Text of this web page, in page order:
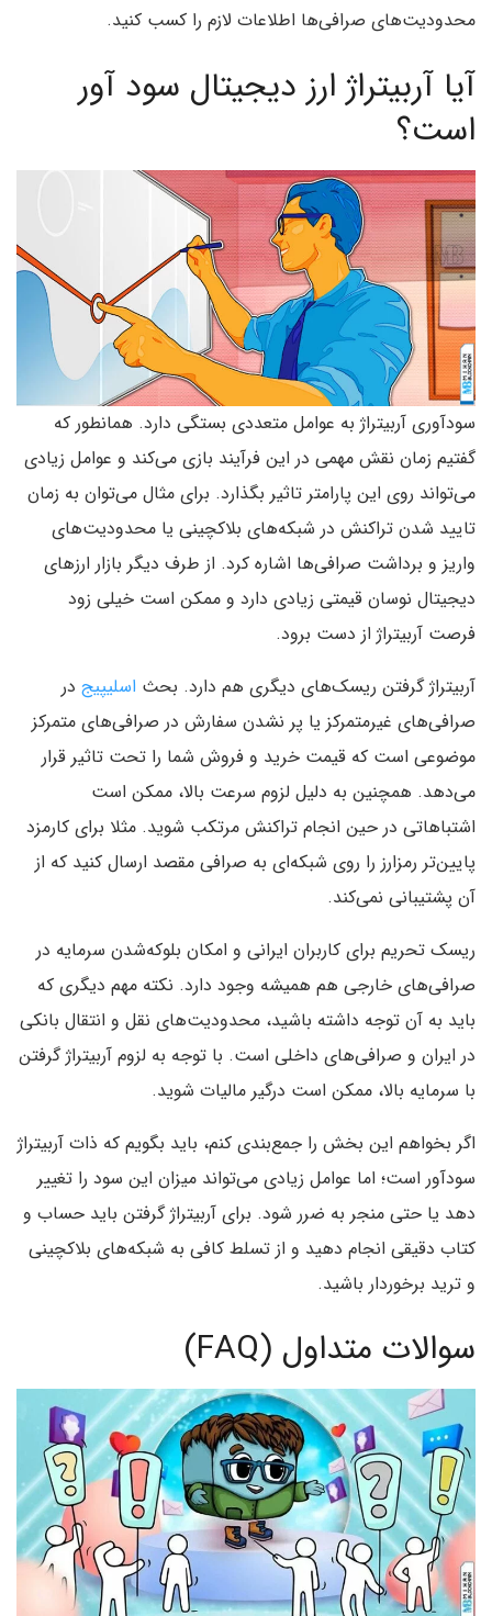
محدودیت‌های صرافی‌ها اطلاعات لازم را کسب کنید.
آیا آربیتراژ ارز دیجیتال سود آور
است؟
سودآوری آربیتراژ به عوامل متعددی بستگی دارد. همانطور که
گفتیم زمان نقش مهمی در این فرآیند بازی می‌کند و عوامل زیادی
می‌تواند روی این پارامتر تاثیر بگذارد. برای مثال می‌توان به زمان
تایید شدن تراکنش در شبکه‌های بلاکچینی یا محدودیت‌های
واریز و برداشت صرافی‌ها اشاره کرد. از طرف دیگر بازار ارزهای
دیجیتال نوسان قیمتی زیادی دارد و ممکن است خیلی زود
فرصت آربیتراژ از دست برود.
آربیتراژ گرفتن ریسک‌های دیگری هم دارد. بحث اسلیپیج در
صرافی‌های غیرمتمرکز یا پر نشدن سفارش در صرافی‌های متمرکز
موضوعی است که قیمت خرید و فروش شما را تحت تاثیر قرار
می‌دهد. همچنین به دلیل لزوم سرعت بالا، ممکن است
اشتباهاتی در حین انجام تراکنش مرتکب شوید. مثلا برای کارمزد
پایین‌تر رمزارز را روی شبکه‌ای به صرافی مقصد ارسال کنید که از
آن پشتیبانی نمی‌کند.
ریسک تحریم برای کاربران ایرانی و امکان بلوکه‌شدن سرمایه در
صرافی‌های خارجی هم همیشه وجود دارد. نکته مهم دیگری که
باید به آن توجه داشته باشید، محدودیت‌های نقل و انتقال بانکی
در ایران و صرافی‌های داخلی است. با توجه به لزوم آربیتراژ گرفتن
با سرمایه بالا، ممکن است درگیر مالیات شوید.
اگر بخواهم این بخش را جمع‌بندی کنم،‌ باید بگویم که ذات آربیتراژ
سودآور است؛ اما عوامل زیادی می‌تواند میزان این سود را تغییر
دهد یا حتی منجر به ضرر شود. برای آربیتراژ گرفتن باید حساب و
کتاب دقیقی انجام دهید و از تسلط کافی به شبکه‌های بلاکچینی
و ترید برخوردار باشید.
سوالات متداول (FAQ)